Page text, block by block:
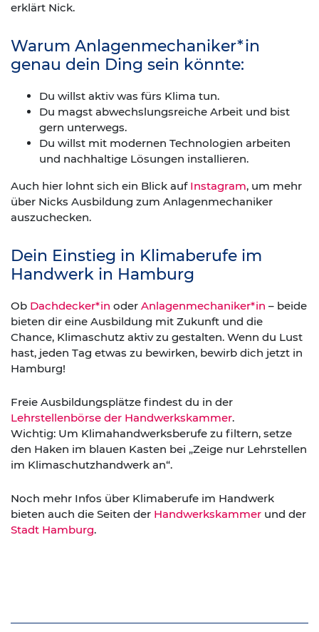
erklärt Nick.
Warum Anlagenmechaniker*in
genau dein Ding sein könnte:
Du willst aktiv was fürs Klima tun.
Du magst abwechslungsreiche Arbeit und bist
gern unterwegs.
Du willst mit modernen Technologien arbeiten
und nachhaltige Lösungen installieren.
Auch hier lohnt sich ein Blick auf Instagram, um mehr
über Nicks Ausbildung zum Anlagenmechaniker
auszuchecken.
Dein Einstieg in Klimaberufe im
Handwerk in Hamburg
Ob Dachdecker*in oder Anlagenmechaniker*in – beide
bieten dir eine Ausbildung mit Zukunft und die
Chance, Klimaschutz aktiv zu gestalten. Wenn du Lust
hast, jeden Tag etwas zu bewirken, bewirb dich jetzt in
Hamburg!
Freie Ausbildungsplätze findest du in der
Lehrstellenbörse der Handwerkskammer.
Wichtig: Um Klimahandwerksberufe zu filtern, setze
den Haken im blauen Kasten bei „Zeige nur Lehrstellen
im Klimaschutzhandwerk an“.
Noch mehr Infos über Klimaberufe im Handwerk
bieten auch die Seiten der Handwerkskammer und der
Stadt Hamburg.